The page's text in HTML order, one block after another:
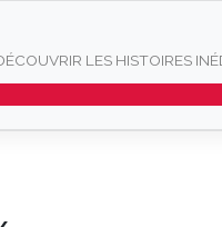
LES HISTOIRES